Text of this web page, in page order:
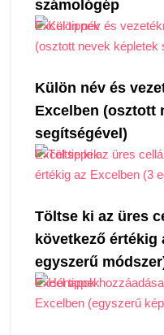
számológép
Excel tippek
Külön név és
Excelben (osztott
segítségével)
Excel tippek
Töltse ki az üres
következő értékig
egyszerű
Excel tippek